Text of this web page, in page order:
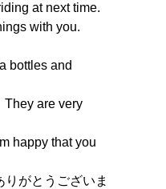
at next time.
with you.
bottles and
are very
happy that you
がとうございま